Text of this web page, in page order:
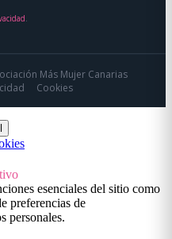
Más Mujer Canarias
Cookies
esenciales del sitio como
preferencias de
personales.